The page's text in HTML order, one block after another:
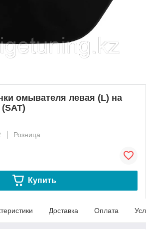
омывателя левая (L) на
Розница
Купить
Доставка Оплата